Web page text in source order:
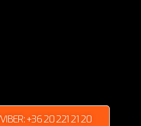
+36 20 221 21 20